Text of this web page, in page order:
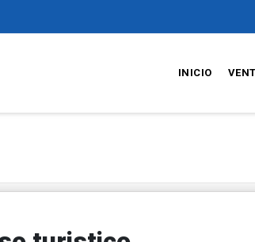
INICIO